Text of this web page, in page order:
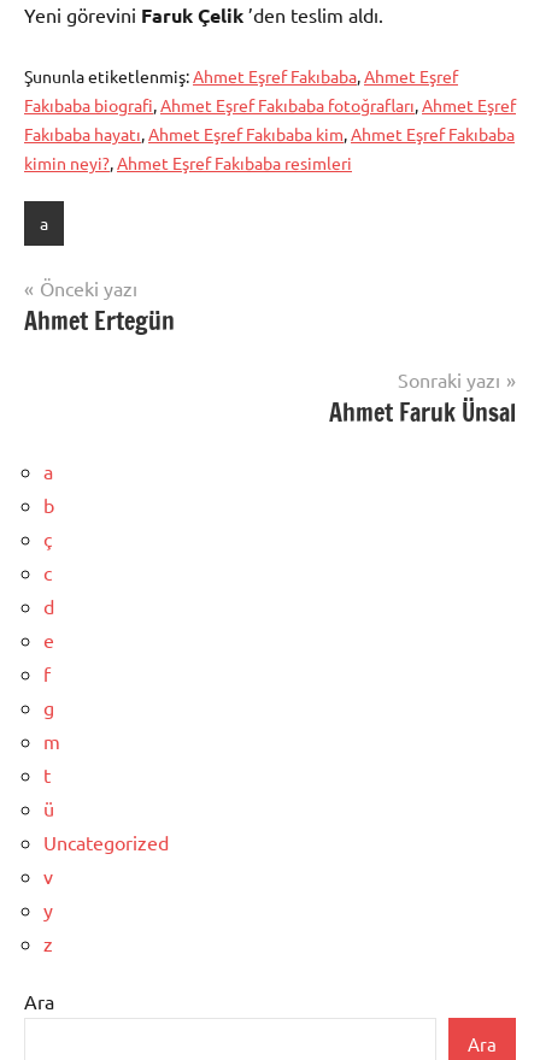
Yeni görevini Faruk Çelik ’den teslim aldı.
Şununla etiketlenmiş:Ahmet Eşref Fakıbaba,Ahmet Eşref
Fakıbaba biografi,Ahmet Eşref Fakıbaba fotoğrafları,Ahmet Eşref
Fakıbaba hayatı,Ahmet Eşref Fakıbaba kim,Ahmet Eşref Fakıbaba
kimin neyi?,Ahmet Eşref Fakıbaba resimleri
a
Yazı
gezinmesi
Önceki yazı
Ahmet Ertegün
Sonraki yazı
Ahmet Faruk Ünsal
a
b
ç
c
d
e
f
g
m
t
ü
Uncategorized
v
y
z
Ara
Ara